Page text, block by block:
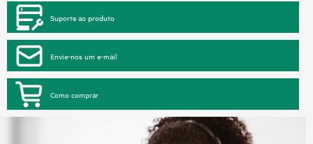
Suporte ao produto
Envie-nos um e-mail
Como comprar